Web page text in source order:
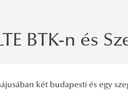
BTK-n és
két budapesti és egy